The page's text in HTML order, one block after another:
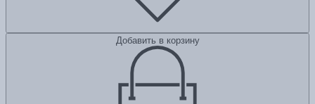
Добавить в корзину